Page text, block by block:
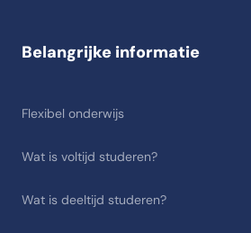
Belangrijke informatie
Flexibel onderwijs
Wat is voltijd studeren?
Wat is deeltijd studeren?